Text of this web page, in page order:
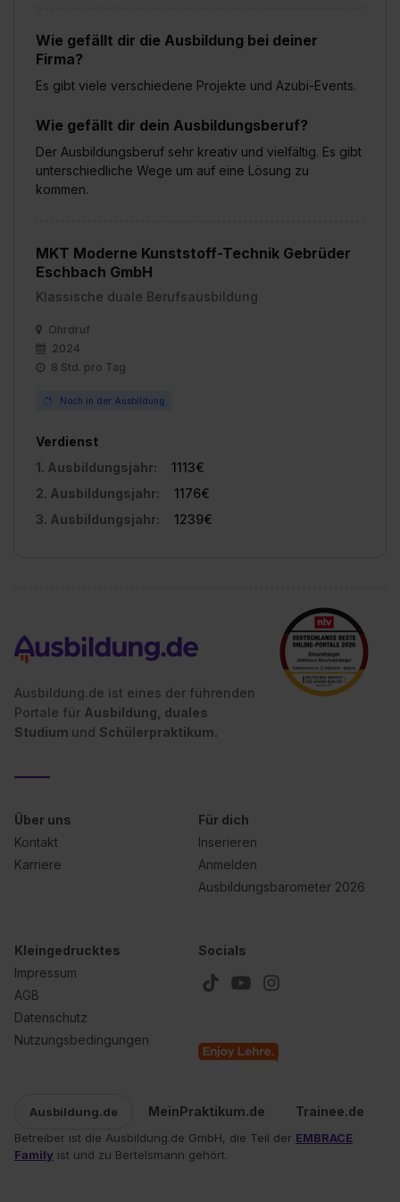
Wie gefällt dir die Ausbildung bei deiner
Firma?
Es gibt viele verschiedene Projekte und Azubi-Events.
Wie gefällt dir dein Ausbildungsberuf?
Der Ausbildungsberuf sehr kreativ und vielfältig. Es gibt
unterschiedliche Wege um auf eine Lösung zu
kommen.
MKT Moderne Kunststoff-Technik Gebrüder
Eschbach GmbH
Klassische duale Berufsausbildung
Ohrdruf
2024
8 Std. pro Tag
Noch in der Ausbildung
Verdienst
1. Ausbildungsjahr:
1113€
2. Ausbildungsjahr:
1176€
3. Ausbildungsjahr:
1239€
Ausbildung.de ist eines der führenden
Portale für Ausbildung, duales
Studium und Schülerpraktikum.
Über uns
Kontakt
Karriere
Für dich
Inserieren
Anmelden
Ausbildungsbarometer 2026
Kleingedrucktes
Impressum
AGB
Datenschutz
Nutzungsbedingungen
Socials
Ausbildung.de MeinPraktikum.de Trainee.de
Betreiber ist die Ausbildung.de GmbH, die Teil der EMBRACE
Family ist und zu Bertelsmann gehört.